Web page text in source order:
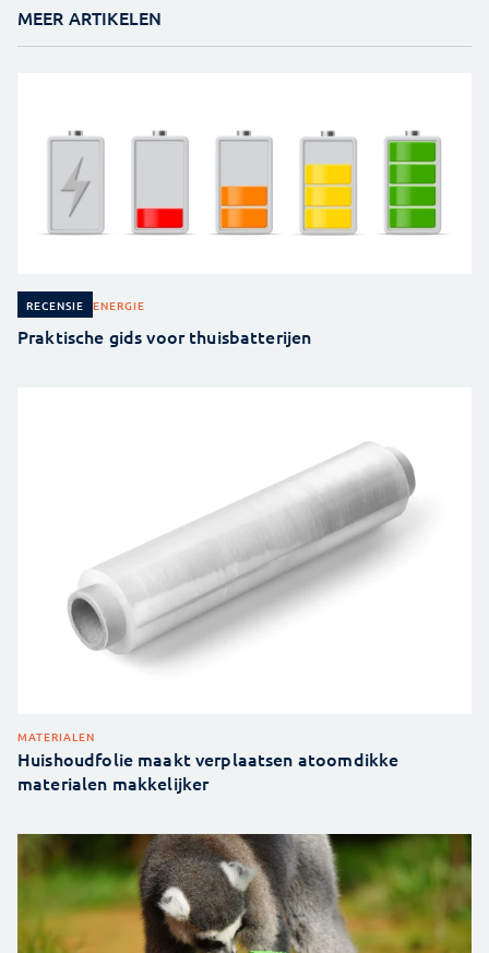
MEER ARTIKELEN
RECENSIE ENERGIE
Praktische gids voor thuisbatterijen
MATERIALEN
Huishoudfolie maakt verplaatsen atoomdikke
materialen makkelijker